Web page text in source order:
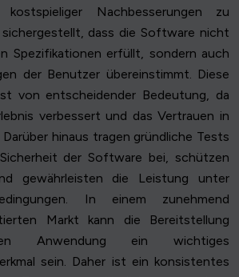
kostspieliger Nachbesserungen zu
sichergestellt, dass die Software nicht
Spezifikationen erfüllt, sondern auch
der Benutzer übereinstimmt. Diese
von entscheidender Bedeutung, da
verbessert und das Vertrauen in
hinaus tragen gründliche Tests
der Software bei, schützen
gewährleisten die Leistung unter
In einem zunehmend
Markt kann die Bereitstellung
Anwendung ein wichtiges
sein. Daher ist ein konsistentes